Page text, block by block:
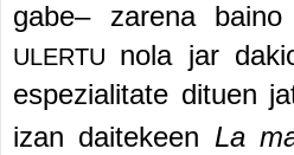
gabe– zarena
ULERTU nola jar
espezialitate dituen
izan daitekeen La